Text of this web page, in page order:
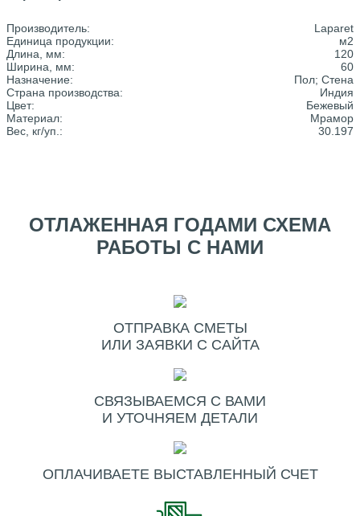
Производитель:
Laparet
Единица продукции:
м2
Длина, мм:
120
Ширина, мм:
60
Назначение:
Пол; Стена
Страна производства:
Индия
Цвет:
Бежевый
Материал:
Мрамор
Вес, кг/уп.:
30.197
ОТЛАЖЕННАЯ ГОДАМИ СХЕМА
РАБОТЫ С НАМИ
ОТПРАВКА СМЕТЫ
ИЛИ ЗАЯВКИ С САЙТА
СВЯЗЫВАЕМСЯ С ВАМИ
И УТОЧНЯЕМ ДЕТАЛИ
ОПЛАЧИВАЕТЕ ВЫСТАВЛЕННЫЙ СЧЕТ